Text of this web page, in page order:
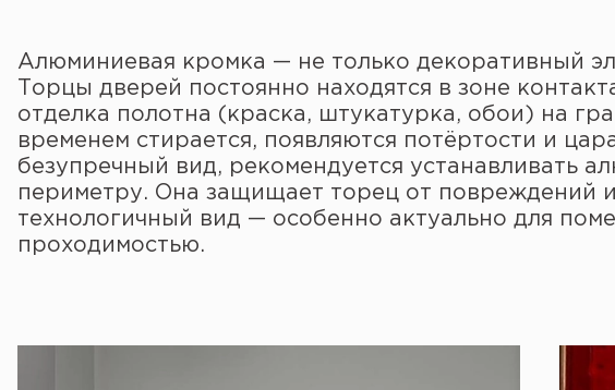
Алюминиевая кромка — не только декоративный
Торцы дверей постоянно находятся в зоне
отделка полотна (краска, штукатурка, обои) на
временем стирается, появляются потёртости и
безупречный вид, рекомендуется устанавливать
периметру. Она защищает торец от повреждений
технологичный вид — особенно актуально для
проходимостью.